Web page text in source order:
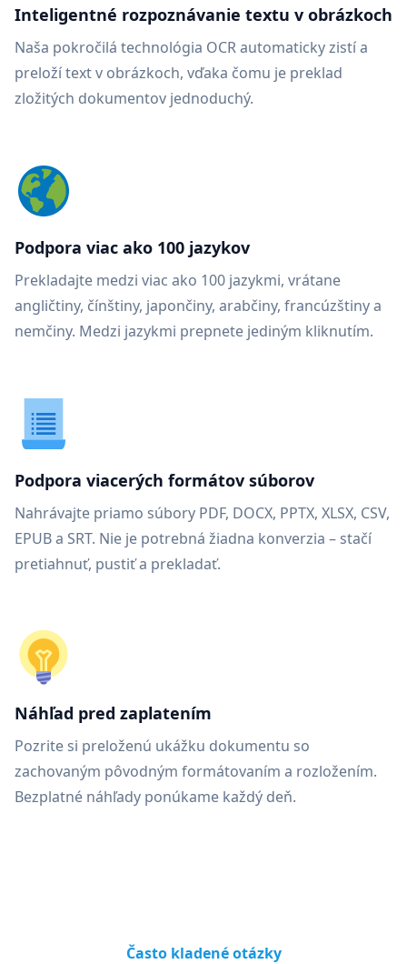
Inteligentné rozpoznávanie textu v obrázkoch
Naša pokročilá technológia OCR automaticky zistí a
preloží text v obrázkoch, vďaka čomu je preklad
zložitých dokumentov jednoduchý.
Podpora viac ako 100 jazykov
Prekladajte medzi viac ako 100 jazykmi, vrátane
angličtiny, čínštiny, japončiny, arabčiny, francúzštiny a
nemčiny. Medzi jazykmi prepnete jediným kliknutím.
Podpora viacerých formátov súborov
Nahrávajte priamo súbory PDF, DOCX, PPTX, XLSX, CSV,
EPUB a SRT. Nie je potrebná žiadna konverzia – stačí
pretiahnuť, pustiť a prekladať.
Náhľad pred zaplatením
Pozrite si preloženú ukážku dokumentu so
zachovaným pôvodným formátovaním a rozložením.
Bezplatné náhľady ponúkame každý deň.
Často kladené otázky